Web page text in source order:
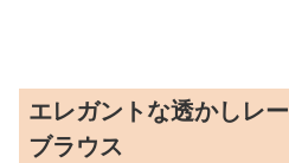
エレガントな透かしレ
ブラウス